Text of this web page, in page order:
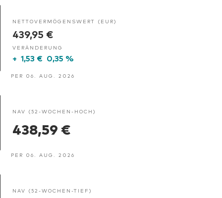
NETTOVERMÖGENSWERT (EUR)
439,95 €
VERÄNDERUNG
+ 1,53 € 0,35 %
PER 06. AUG. 2026
NAV (52-WOCHEN-HOCH)
438,59 €
PER 06. AUG. 2026
NAV (52-WOCHEN-TIEF)